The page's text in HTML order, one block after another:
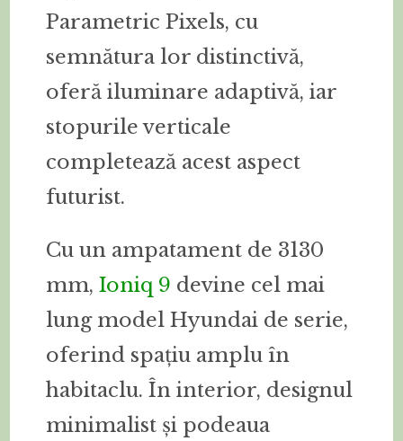
Parametric Pixels, cu
semnătura lor distinctivă,
oferă iluminare adaptivă, iar
stopurile verticale
completează acest aspect
futurist.
Cu un ampatament de 3130
mm,Ioniq 9 devine cel mai
lung model Hyundai de serie,
oferind spațiu amplu în
habitaclu. În interior, designul
minimalist și podeaua